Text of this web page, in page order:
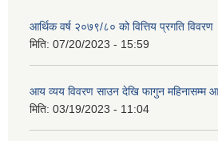
आर्थिक वर्ष २०७९/८० को वित्तिय प्रगति विवरण
मिति: 07/20/2023 - 15:59
आय व्यय विवरण साउन देखि फागुन महिनासम्म
मिति: 03/19/2023 - 11:04